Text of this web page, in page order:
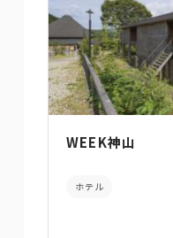
WEEK神山
ホテル